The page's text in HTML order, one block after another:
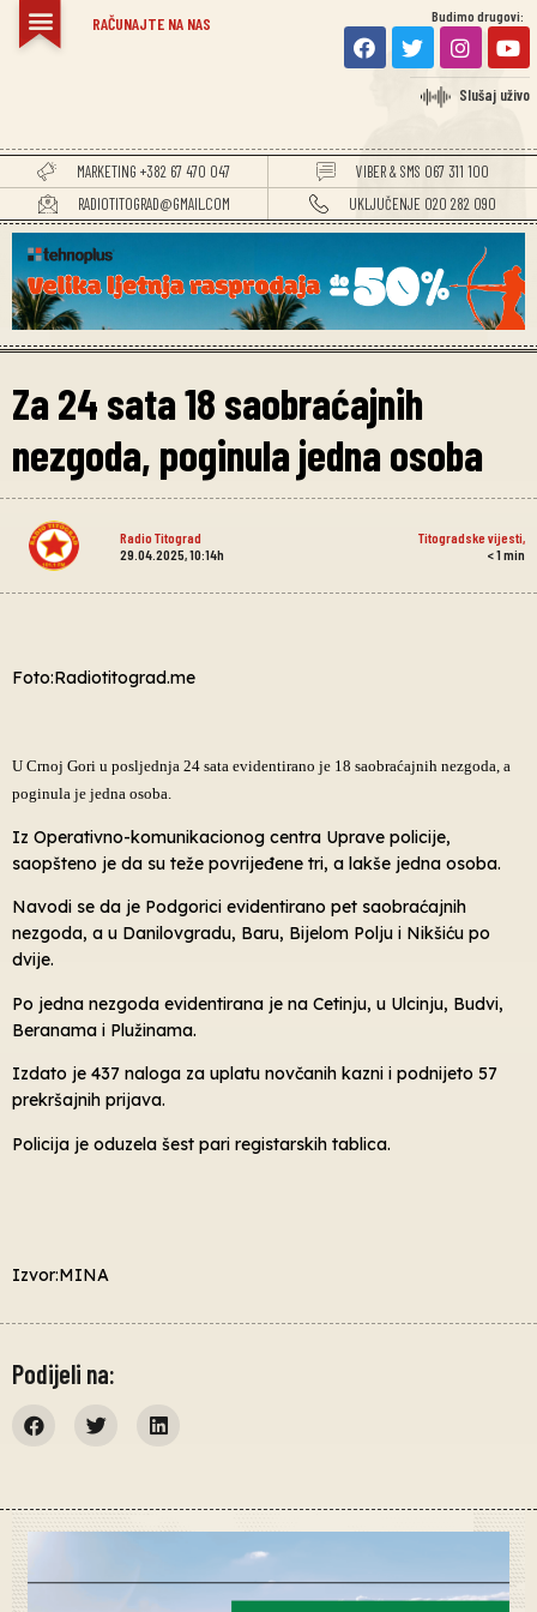
RAČUNAJTE NA NAS Budimo drugovi:
Slušaj uživo
MARKETING +382 67 470 047
VIBER & SMS 067 311 100
RADIOTITOGRAD@GMAIL.COM
UKLJUČENJE 020 282 090
Za 24 sata 18 saobraćajnih
nezgoda, poginula jedna osoba
Radio Titograd Titogradske vijesti
29.04.2025, 10:14h
< 1 min
Foto:Radiotitograd.me
U Crnoj Gori u posljednja 24 sata evidentirano je 18 saobraćajnih nezgoda, a
poginula je jedna osoba.
Iz Operativno-komunikacionog centra Uprave policije,
saopšteno je da su teže povrijeđene tri, a lakše jedna osoba.
Navodi se da je Podgorici evidentirano pet saobraćajnih
nezgoda, a u Danilovgradu, Baru, Bijelom Polju i Nikšiću po
dvije.
Po jedna nezgoda evidentirana je na Cetinju, u Ulcinju, Budvi,
Beranama i Plužinama.
Izdato je 437 naloga za uplatu novčanih kazni i podnijeto 57
prekršajnih prijava.
Policija je oduzela šest pari registarskih tablica.
Izvor:MINA
Podijeli na: